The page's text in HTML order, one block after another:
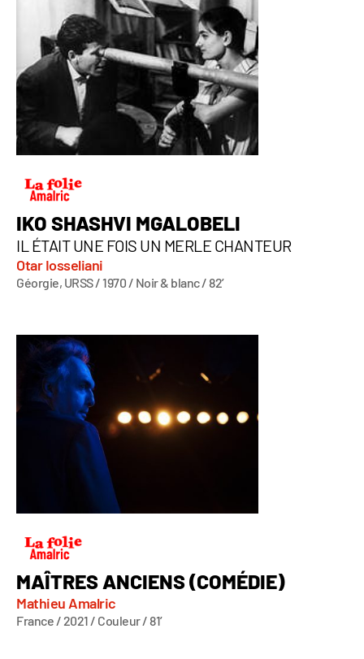
IKO SHASHVI MGALOBELI
IL ÉTAIT UNE FOIS UN MERLE CHANTEUR
Otar Iosseliani
Géorgie, URSS / 1970 / Noir & blanc / 82’
MAÎTRES ANCIENS (COMÉDIE)
Mathieu Amalric
France / 2021 / Couleur / 81’